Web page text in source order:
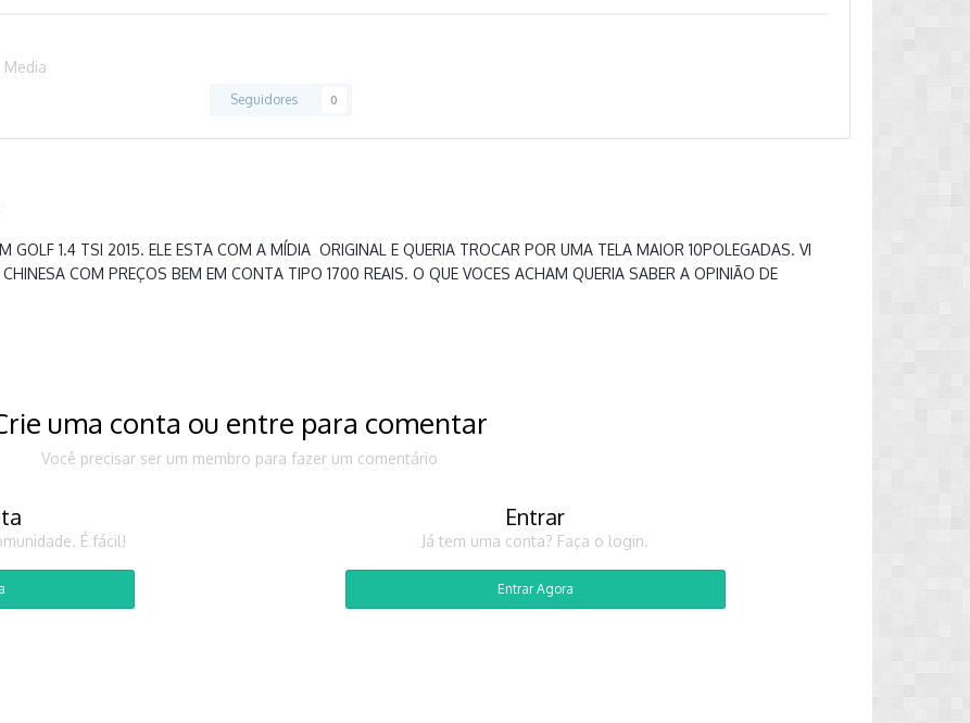
Media
Seguidores 0
GOLF 1.4 TSI 2015. ELE ESTA COM A MÍDIA ORIGINAL E QUERIA TROCAR POR UMA TELA MAIOR 10POLEGADAS. VI
COM PREÇOS BEM EM CONTA TIPO 1700 REAIS. O QUE VOCES ACHAM QUERIA SABER A OPINIÃO DE
uma conta ou entre para comentar
Você precisar ser um membro para fazer um comentário
É fácil!
Entrar
Já tem uma conta? Faça o login.
Entrar Agora